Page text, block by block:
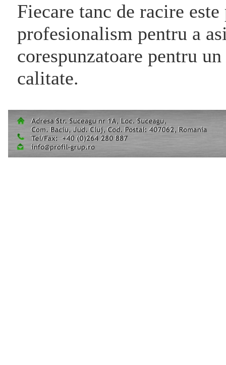
Fiecare tanc de racire
profesionalism pentru a
corespunzatoare pentru
calitate.